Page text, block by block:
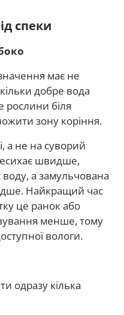
спеки
має не
добре вода
рослини біля
зону коріння.
а не на суворий
швидше,
а замульчована
Найкращий час
це ранок або
менше, тому
вологи.
одразу кілька